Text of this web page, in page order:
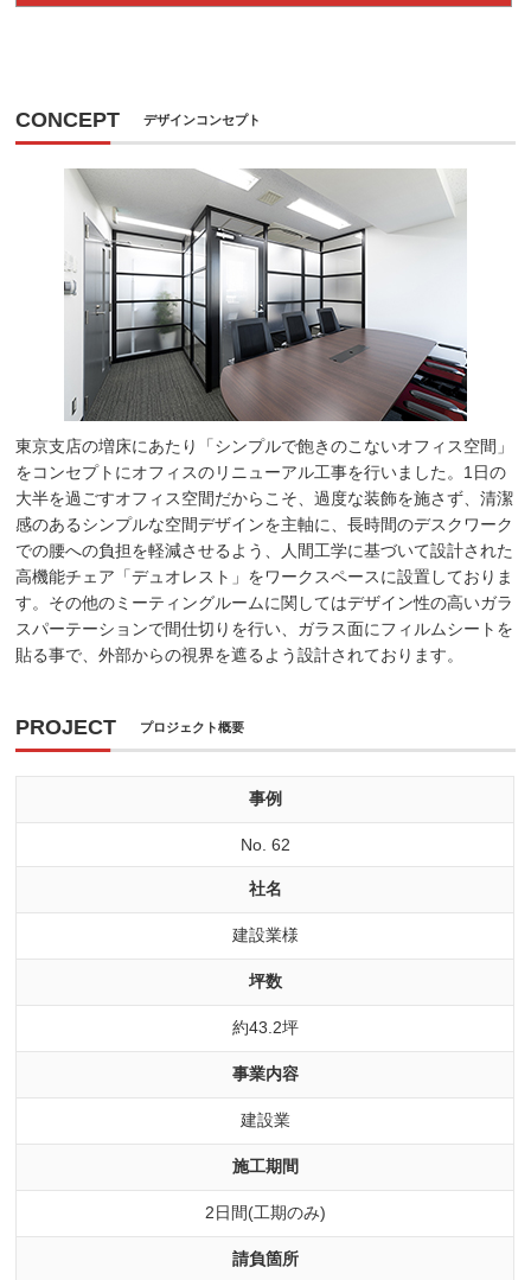
CONCEPT デザインコンセプト
東京支店の増床にあたり「シンプルで飽きのこないオフィス空間」
をコンセプトにオフィスのリニューアル工事を行いました。1日の
大半を過ごすオフィス空間だからこそ、過度な装飾を施さず、清潔
感のあるシンプルな空間デザインを主軸に、長時間のデスクワーク
での腰への負担を軽減させるよう、人間工学に基づいて設計された
高機能チェア「デュオレスト」をワークスペースに設置しておりま
す。その他のミーティングルームに関してはデザイン性の高いガラ
スパーテーションで間仕切りを行い、ガラス面にフィルムシートを
貼る事で、外部からの視界を遮るよう設計されております。
PROJECT プロジェクト概要
事例
No. 62
社名
建設業様
坪数
約43.2坪
事業内容
建設業
施工期間
2日間(工期のみ)
請負箇所